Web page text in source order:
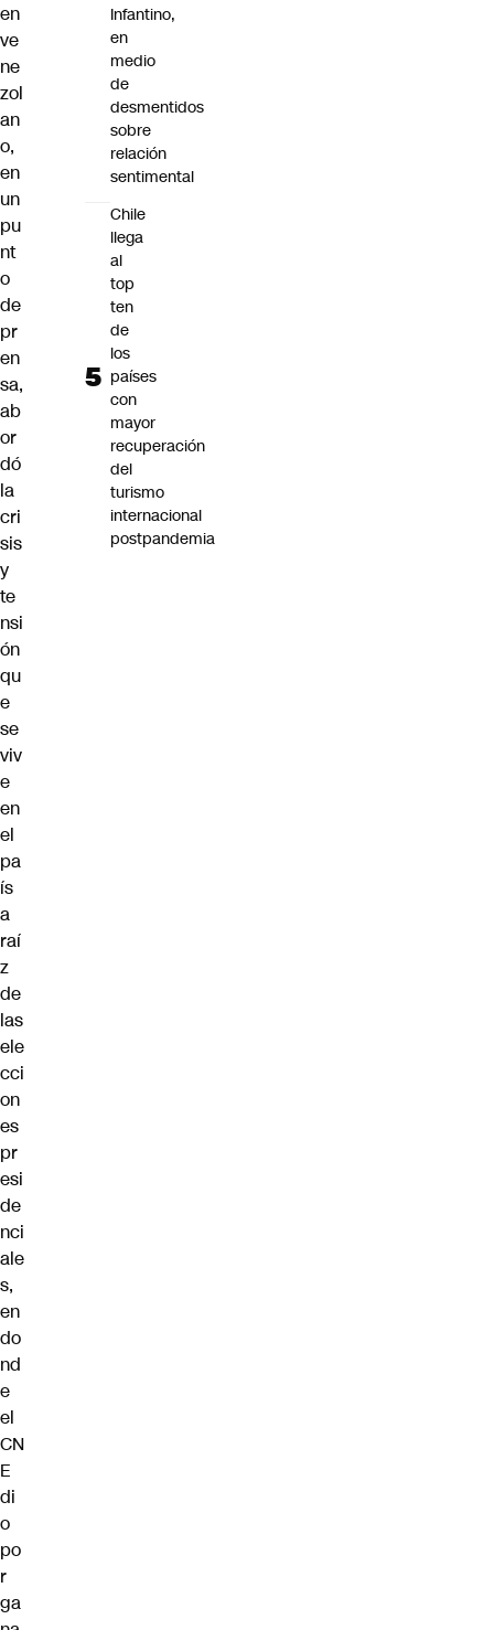
en
ve
ne
zol
an
o,
en
un
pu
nt
o
de
pr
en
sa,
ab
or
dó
la
cri
sis
y
te
nsi
ón
qu
e
se
viv
e
en
el
pa
ís
a
raí
z
de
las
ele
cci
on
es
pr
esi
de
nci
ale
s,
en
do
nd
e
el
CN
E
di
o
po
r
ga
Infantino,
en
medio
de
desmentidos
sobre
relación
sentimental
Chile
llega
al
top
ten
de
los
países
con
mayor
recuperación
del
turismo
internacional
postpandemia